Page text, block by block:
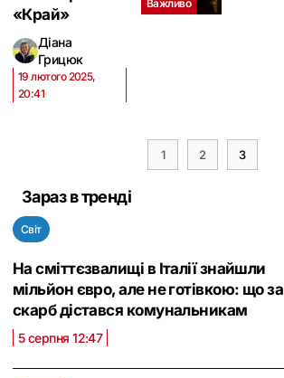
Важливо
«Край»
Діана
Грицюк
19 лютого 2025,
20:41
1 2 3
Зараз в тренді
Світ
На сміттєзвалищі в Італії знайшли
мільйон євро, але не готівкою: що за
скарб дістався комунальникам
5 серпня 12:47